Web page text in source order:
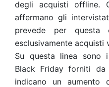
degli acquisti offline.
affermano gli
prevede per questa
esclusivamente acquisti
Su questa linea sono
Black Friday forniti da
indicano un aumento